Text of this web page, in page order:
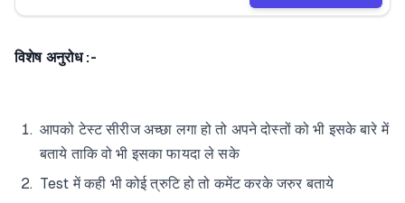
विशेष अनुरोध :-
आपको टेस्ट सीरीज अच्छा लगा हो तो अपने दोस्तों को भी इसके बारे में
बताये ताकि वो भी इसका फायदा ले सके
Test में कही भी कोई त्रुटि हो तो कमेंट करके जरुर बताये